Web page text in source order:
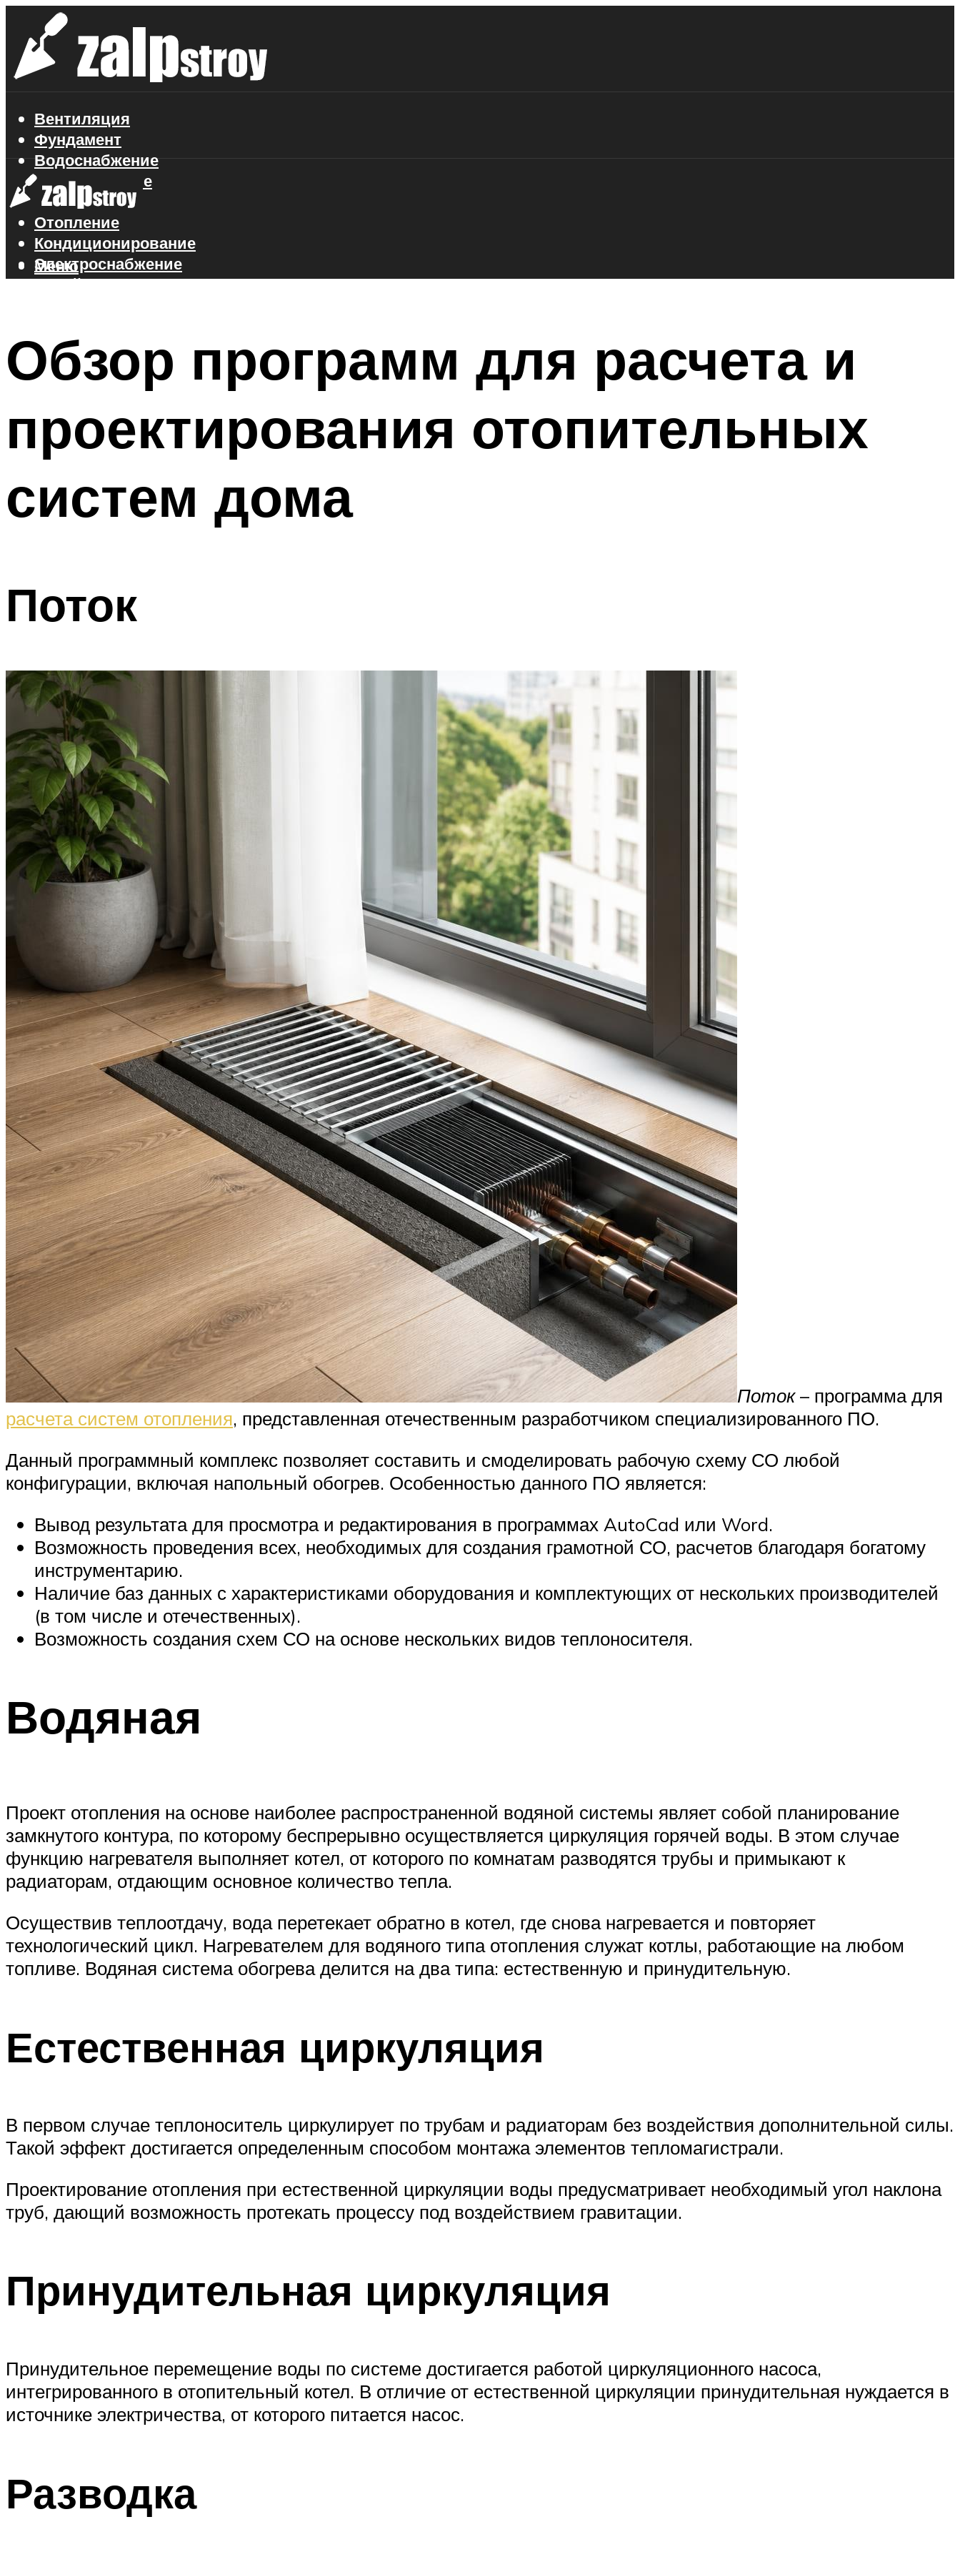
Вентиляция
Фундамент
Водоснабжение
Газоснабжение
Канализация
Отопление
Кондиционирование
Электроснабжение
Стройматериалы
Меню
Обзор программ для расчета и
проектирования отопительных
систем дома
Поток
Поток– программа для
расчета систем отопления, представленная отечественным разработчиком специализированного ПО.
Данный программный комплекс позволяет составить и смоделировать рабочую схему СО любой
конфигурации, включая напольный обогрев. Особенностью данного ПО является:
Вывод результата для просмотра и редактирования в программах AutoCad или Word.
Возможность проведения всех, необходимых для создания грамотной СО, расчетов благодаря богатому
инструментарию.
Наличие баз данных с характеристиками оборудования и комплектующих от нескольких производителей
(в том числе и отечественных).
Возможность создания схем СО на основе нескольких видов теплоносителя.
Водяная
Проект отопления на основе наиболее распространенной водяной системы являет собой планирование
замкнутого контура, по которому беспрерывно осуществляется циркуляция горячей воды. В этом случае
функцию нагревателя выполняет котел, от которого по комнатам разводятся трубы и примыкают к
радиаторам, отдающим основное количество тепла.
Осуществив теплоотдачу, вода перетекает обратно в котел, где снова нагревается и повторяет
технологический цикл. Нагревателем для водяного типа отопления служат котлы, работающие на любом
топливе. Водяная система обогрева делится на два типа: естественную и принудительную.
Естественная циркуляция
В первом случае теплоноситель циркулирует по трубам и радиаторам без воздействия дополнительной силы.
Такой эффект достигается определенным способом монтажа элементов тепломагистрали.
Проектирование отопления при естественной циркуляции воды предусматривает необходимый угол наклона
труб, дающий возможность протекать процессу под воздействием гравитации.
Принудительная циркуляция
Принудительное перемещение воды по системе достигается работой циркуляционного насоса,
интегрированного в отопительный котел. В отличие от естественной циркуляции принудительная нуждается в
источнике электричества, от которого питается насос.
Разводка